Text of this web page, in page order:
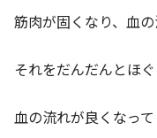
筋肉が固くなり、血
それをだんだんとほ
血の流れが良くなって